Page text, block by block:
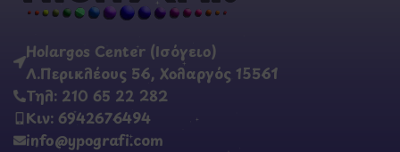
Holargos Center (Ισόγειο)
Λ.Περικλέους 56, Χολαργός 15561
Τηλ: 210 65 22 282
Κιν: 6942676494
info@ypografi.com